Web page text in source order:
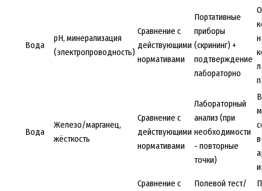
Вода
pH, минерализация
(электропроводность)
Сравнение с
действующими
нормативами
Портативные
приборы
(скрининг) +
подтверждение
лабораторно
Вода
Железо/марганец,
жёсткость
Сравнение с
действующими
нормативами
Лабораторный
анализ (при
необходимости
- повторные
точки)
Сравнение с
Полевой тест/